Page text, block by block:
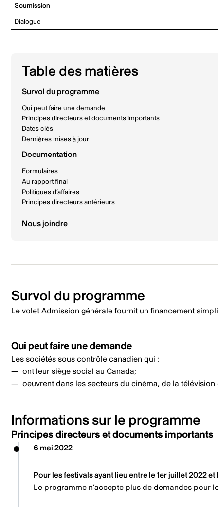
Soumission
Dialogue
Table des matières
Survol du programme
Qui peut faire une demande
Principes directeurs et documents importants
Dates clés
Dernières mises à jour
Documentation
Formulaires
Au rapport final
Politiques d’affaires
Principes directeurs antérieurs
Nous joindre
Survol du programme
Le volet Admission générale fournit un financement
Qui peut faire une demande
Les sociétés sous contrôle canadien qui :
ont leur siège social au Canada;
oeuvrent dans les secteurs du cinéma, de la
Informations sur le programme
Principes directeurs et documents importants
6 mai 2022
Pour les festivals ayant lieu entre le 1er juillet 2022 et
Le programme n’accepte plus de demandes pour